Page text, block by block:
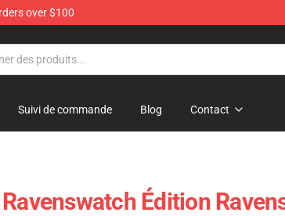
over $100
Suivi de commande Blog Contact
Ravenswatch Édition